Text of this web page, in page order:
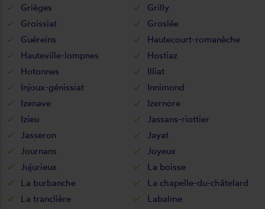
Grièges
Grilly
Groissiat
Groslée
Guéreins
Hautecourt-romanèche
Hauteville-lompnes
Hostiaz
Hotonnes
Illiat
Injoux-génissiat
Innimond
Izenave
Izernore
Izieu
Jassans-riottier
Jasseron
Jayat
Journans
Joyeux
Jujurieux
La boisse
La burbanche
La chapelle-du-châtelard
La tranclière
Labalme